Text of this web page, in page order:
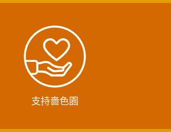
支持嗇色園